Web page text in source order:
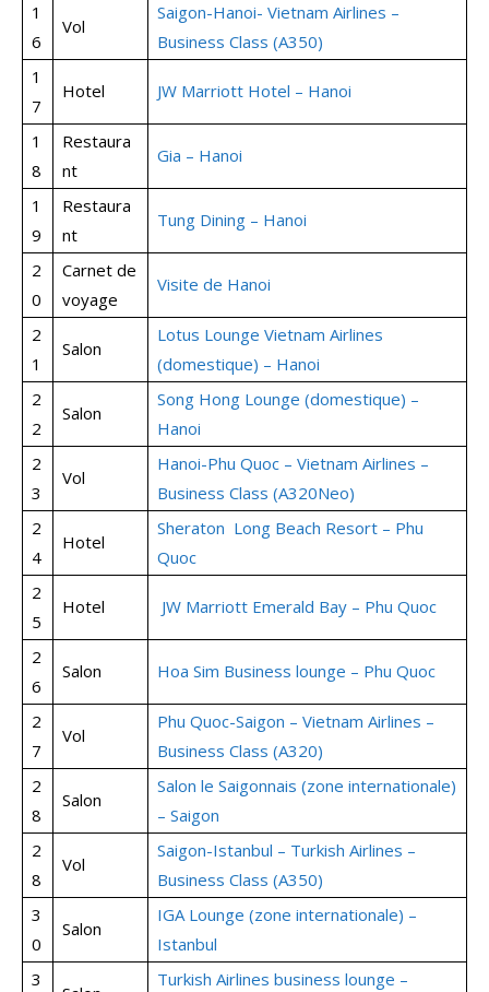
1
6
Vol
Saigon-Hanoi- Vietnam Airlines –
Business Class (A350)
1
7
Hotel JW Marriott Hotel – Hanoi
1
8
Restaura
nt
Gia – Hanoi
1
9
Restaura
nt
Tung Dining – Hanoi
2
0
Carnet de
voyage
Visite de Hanoi
2
1
Salon
Lotus Lounge Vietnam Airlines
(domestique) – Hanoi
2
2
Salon
Song Hong Lounge (domestique) –
Hanoi
2
3
Vol
Hanoi-Phu Quoc – Vietnam Airlines –
Business Class (A320Neo)
2
4
Hotel
Sheraton Long Beach Resort – Phu
Quoc
2
5
Hotel JW Marriott Emerald Bay – Phu Quoc
2
6
Salon Hoa Sim Business lounge – Phu Quoc
2
7
Vol
Phu Quoc-Saigon – Vietnam Airlines –
Business Class (A320)
2
8
Salon
Salon le Saigonnais (zone internationale)
– Saigon
2
8
Vol
Saigon-Istanbul – Turkish Airlines –
Business Class (A350)
3
0
Salon
IGA Lounge (zone internationale) –
Istanbul
3
Turkish Airlines business lounge –